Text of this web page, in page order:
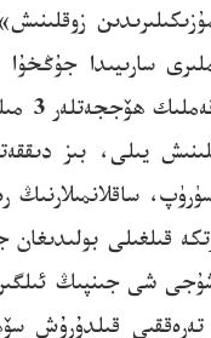
باشلىنىش يىلى، بىز
قىلغىلى بولىدىغان
باش شۇجى شى
تەرەققىي